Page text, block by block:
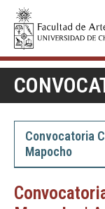
Convocatoria
Mapocho